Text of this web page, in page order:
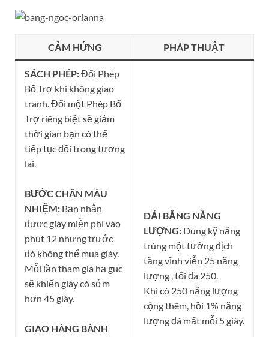
CẢM HỨNG PHÁP THUẬT
SÁCH PHÉP:Đổi Phép
Bổ Trợ khi không giao
tranh. Đổi một Phép Bổ
Trợ riêng biệt sẽ giảm
thời gian bạn có thể
tiếp tục đổi trong tương
lai.
BƯỚC CHÂN MÀU
NHIỆM: Bạn nhận
được giày miễn phí vào
phút 12 nhưng trước
đó không thể mua giày.
Mỗi lần tham gia hạ gục
sẽ khiến giày có sớm
hơn 45 giây.
GIAO HÀNG BÁNH
DẢI BĂNG NĂNG
LƯỢNG: Dùng kỹ năng
trúng một tướng địch
tăng vĩnh viễn 25 năng
lượng , tối đa 250.
Khi có 250 năng lượng
cộng thêm, hồi 1% năng
lượng đã mất mỗi 5 giây.